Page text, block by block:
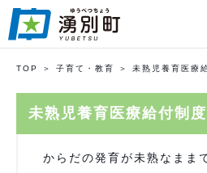
TOP 子育て・教育 未熟児養育医療
未熟児養育医療給付制度
からだの発育が未熟なまま